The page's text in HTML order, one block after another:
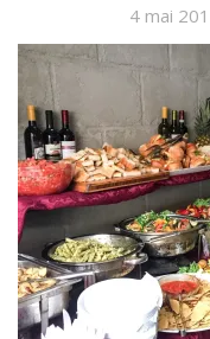
4 mai